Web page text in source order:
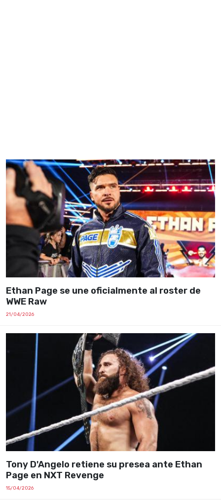
Ethan Page se une oficialmente al roster de
WWE Raw
21/04/2026
Tony D'Angelo retiene su presea ante Ethan
Page en NXT Revenge
15/04/2026